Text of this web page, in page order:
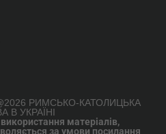
РИМСЬКО-КАТОЛИЦЬКА
В УКРАЇНІ
матеріалів,
за умови посилання